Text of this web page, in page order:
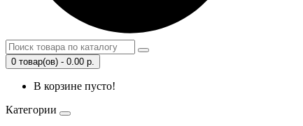
0 товар(ов) - 0.00 р.
В корзине пусто!
Категории